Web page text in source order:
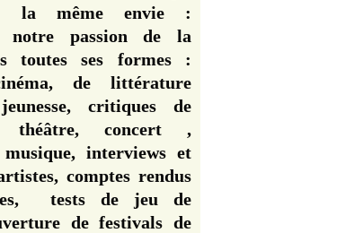
la même envie :
notre passion de la
toutes ses formes :
de littérature
critiques de
théâtre, concert ,
musique, interviews et
comptes rendus
tests de jeu de
de festivals de